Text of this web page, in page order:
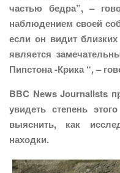
частью бедра”, –
наблюдением своей
если он видит
является
Пипстона -Крика “, –
BBC News Journalists
увидеть степень
выяснить, как
находки.